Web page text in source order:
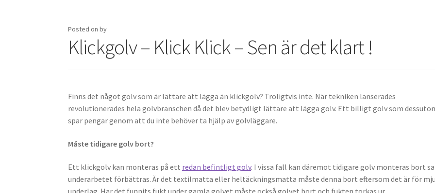
Tips när du får hjälp med elen
Posted onby
Klickgolv – Klick Klick – Sen är det klart !
Finns det något golv som är lättare att lägga än klickgolv? Troligtvis inte. När tekniken lanserades
revolutionerades hela golvbranschen då det blev betydligt lättare att lägga golv. Ett billigt golv som
spar pengar genom att du inte behöver ta hjälp av golvläggare.
Måste tidigare golv bort?
Ett klickgolv kan monteras på ett redan befintligt golv. I vissa fall kan däremot tidigare golv monteras bort
underarbetet förbättras. Är det textilmatta eller heltäckningsmatta måste denna bort eftersom det är för
underlag. Har det funnits fukt under gamla golvet måste också golvet bort och fukten torkas ur.